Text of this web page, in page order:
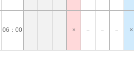
06：00 × － － － ×